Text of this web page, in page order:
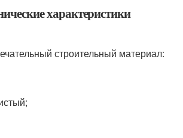
характеристики
строительный материал: